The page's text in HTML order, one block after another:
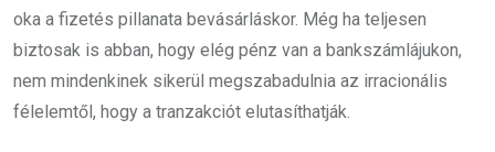
oka a fizetés pillanata bevásárláskor. Még ha teljesen
biztosak is abban, hogy elég pénz van a bankszámlájukon,
nem mindenkinek sikerül megszabadulnia az irracionális
félelemtől, hogy a tranzakciót elutasíthatják.